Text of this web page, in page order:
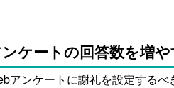
ケートの回答数を増や
アンケートに謝礼を設定するべ